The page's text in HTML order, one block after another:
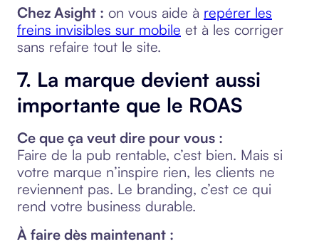
Chez Asight : on vous aide à repérer les
freins invisibles sur mobile et à les corriger
sans refaire tout le site.
7. La marque devient aussi
importante que le ROAS
Ce que ça veut dire pour vous :
Faire de la pub rentable, c’est bien. Mais si
votre marque n’inspire rien, les clients ne
reviennent pas. Le branding, c’est ce qui
rend votre business durable.
À faire dès maintenant :